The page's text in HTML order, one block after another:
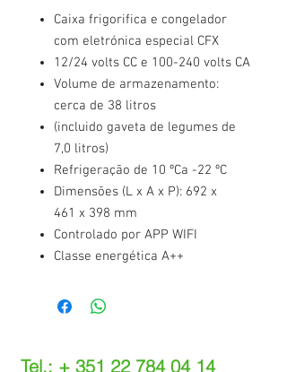
Caixa frigorifica e congelador
com eletrónica especial CFX
12/24 volts CC e 100-240 volts CA
Volume de armazenamento:
cerca de 38 litros
(incluido gaveta de legumes de
7,0 litros)
Refrigeração de 10 ºCa -22 ºC
Dimensões (L x A x P): 692 x
461 x 398 mm
Controlado por APP WIFI
Classe energética A++
Tel.: + 351 22 784 04 14